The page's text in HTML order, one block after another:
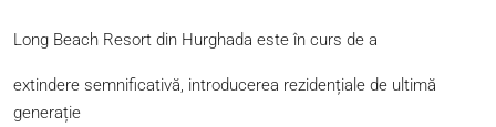
Long Beach Resort din Hurghada este în curs de a
extindere semnificativă, introducerea rezidențiale de ultimă
generație